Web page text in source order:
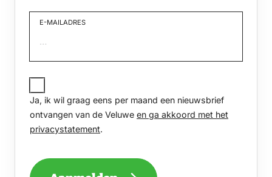
E-MAILADRES
JA,
IK
WIL
GRAAG
PER
EEN
Ja, ik wil graag eens per maand een nieuwsbrief
ontvangen van de Veluwe en ga akkoord met het
privacystatement.